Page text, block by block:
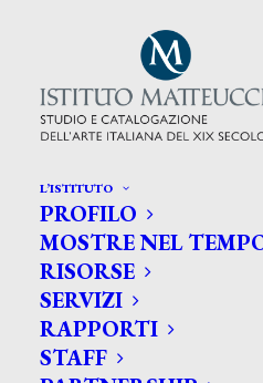
L’ISTITUTO
PROFILO
MOSTRE NEL
RISORSE
SERVIZI
RAPPORTI
STAFF
CERCA TRA GLI
Search
for: